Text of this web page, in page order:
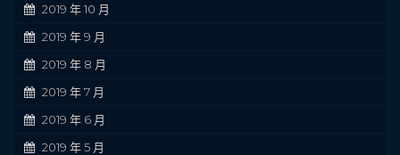
2019 年 10 月
2019 年 9 月
2019 年 8 月
2019 年 7 月
2019 年 6 月
2019 年 5 月